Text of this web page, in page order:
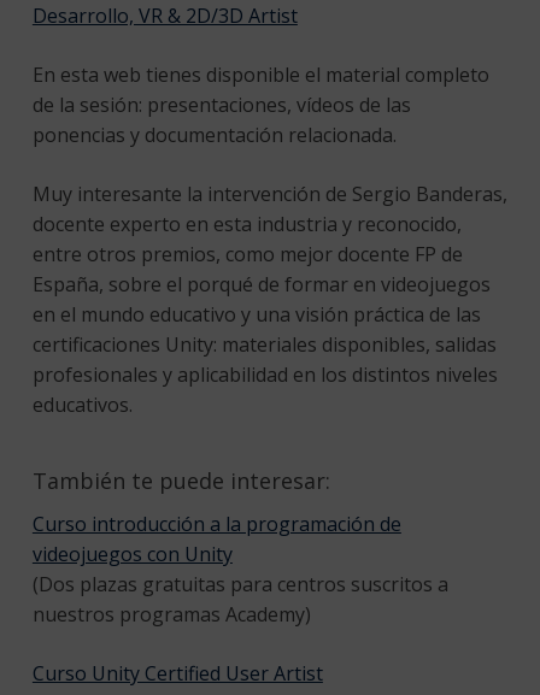
Desarrollo, VR & 2D/3D Artist
En esta web tienes disponible el material completo
de la sesión: presentaciones, vídeos de las
ponencias y documentación relacionada.
Muy interesante la intervención de Sergio Banderas,
docente experto en esta industria y reconocido,
entre otros premios, como mejor docente FP de
España, sobre el porqué de formar en videojuegos
en el mundo educativo y una visión práctica de las
certificaciones Unity: materiales disponibles, salidas
profesionales y aplicabilidad en los distintos niveles
educativos.
También te puede interesar:
Curso introducción a la programación de
videojuegos con Unity
(Dos plazas gratuitas para centros suscritos a
nuestros programas Academy)
Curso Unity Certified User Artist